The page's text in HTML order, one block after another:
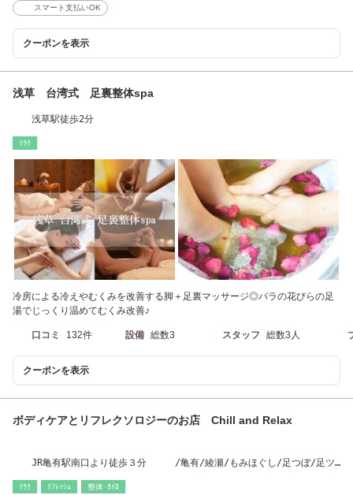
スマート支払いOK
クーポンを表示
浅草 台湾式 足裏整体spa
浅草駅徒歩2分
ﾘﾗｸ
冷房による冷えやむくみを改善する脚＋足裏マッサージ◎バラの花びらの足
湯でじっくり温めてむくみ改善♪
口コミ 132件 設備 総数3 スタッフ 総数3人
クーポンを表示
ボディケアとリフレクソロジーのお店 Chill and Relax
JR亀有駅南口より徒歩３分 /亀有/綾瀬/もみほぐし/足つぼ/足ツ
ﾘﾗｸ ﾘﾌﾚｯｼｭ 整体･ｶｲﾛ